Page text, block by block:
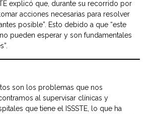
explicó que, durante su recorrido por
acciones necesarias para resolver
posible”. Esto debido a que “este
pueden esperar y son fundamentales
son los problemas que nos
al supervisar clínicas y
que tiene el ISSSTE, lo que ha